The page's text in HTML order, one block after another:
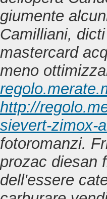
giumente
Camilliani,
mastercard
meno
http://
sievert-zimox-
fotoromanzi.
prozac diesan
dell'essere